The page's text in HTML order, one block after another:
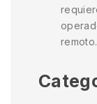
remoto.